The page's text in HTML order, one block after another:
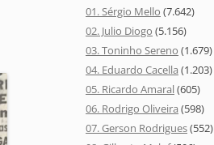
01. Sérgio Mello (7.642)
02. Julio Diogo (5.156)
03. Toninho Sereno (1.679)
04. Eduardo Cacella (1.203)
05. Ricardo Amaral(605)
06. Rodrigo Oliveira (598)
07. Gerson Rodrigues(552)